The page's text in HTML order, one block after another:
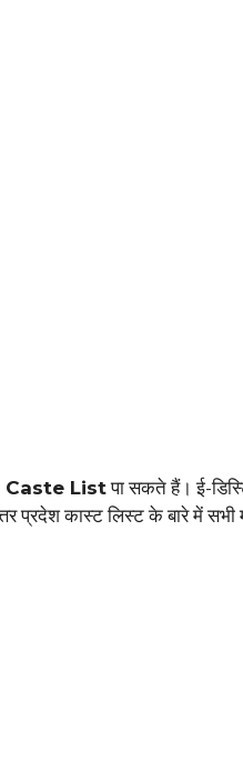
Caste Listपा सकते हैं। ई-
प्रदेश कास्ट लिस्ट के बारे में